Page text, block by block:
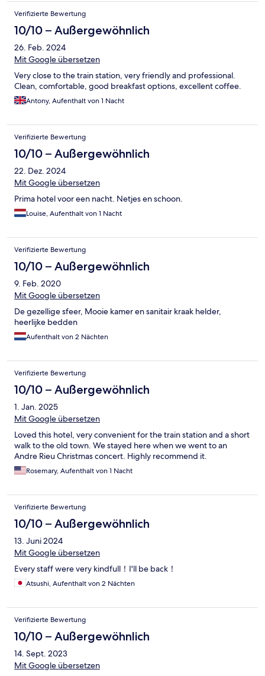
Verifizierte Bewertung
10/10 – Außergewöhnlich
26. Feb. 2024
Mit Google übersetzen
Very close to the train station, very friendly and professional.
Clean, comfortable, good breakfast options, excellent coffee.
Antony, Aufenthalt von 1 Nacht
Verifizierte Bewertung
10/10 – Außergewöhnlich
22. Dez. 2024
Mit Google übersetzen
Prima hotel voor een nacht. Netjes en schoon.
Louise, Aufenthalt von 1 Nacht
Verifizierte Bewertung
10/10 – Außergewöhnlich
9. Feb. 2020
Mit Google übersetzen
De gezellige sfeer, Mooie kamer en sanitair kraak helder,
heerlijke bedden
Aufenthalt von 2 Nächten
Verifizierte Bewertung
10/10 – Außergewöhnlich
1. Jan. 2025
Mit Google übersetzen
Loved this hotel, very convenient for the train station and a short
walk to the old town. We stayed here when we went to an
Andre Rieu Christmas concert. Highly recommend it.
Rosemary, Aufenthalt von 1 Nacht
Verifizierte Bewertung
10/10 – Außergewöhnlich
13. Juni 2024
Mit Google übersetzen
Every staff were very kindfull！I'll be back！
Atsushi, Aufenthalt von 2 Nächten
Verifizierte Bewertung
10/10 – Außergewöhnlich
14. Sept. 2023
Mit Google übersetzen